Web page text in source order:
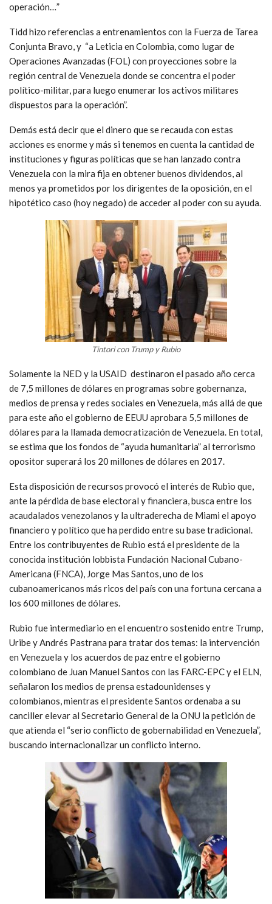
operación…”
Tidd hizo referencias a entrenamientos con la Fuerza de Tarea
Conjunta Bravo, y “a Leticia en Colombia, como lugar de
Operaciones Avanzadas (FOL) con proyecciones sobre la
región central de Venezuela donde se concentra el poder
político-militar, para luego enumerar los activos militares
dispuestos para la operación”.
Demás está decir que el dinero que se recauda con estas
acciones es enorme y más si tenemos en cuenta la cantidad de
instituciones y figuras políticas que se han lanzado contra
Venezuela con la mira fija en obtener buenos dividendos, al
menos ya prometidos por los dirigentes de la oposición, en el
hipotético caso (hoy negado) de acceder al poder con su ayuda.
Tintori con Trump y Rubio
Solamente la NED y la USAID destinaron el pasado año cerca
de 7,5 millones de dólares en programas sobre gobernanza,
medios de prensa y redes sociales en Venezuela, más allá de que
para este año el gobierno de EEUU aprobara 5,5 millones de
dólares para la llamada democratización de Venezuela. En total,
se estima que los fondos de “ayuda humanitaria” al terrorismo
opositor superará los 20 millones de dólares en 2017.
Esta disposición de recursos provocó el interés de Rubio que,
ante la pérdida de base electoral y financiera, busca entre los
acaudalados venezolanos y la ultraderecha de Miami el apoyo
financiero y político que ha perdido entre su base tradicional.
Entre los contribuyentes de Rubio está el presidente de la
conocida institución lobbista Fundación Nacional Cubano-
Americana (FNCA), Jorge Mas Santos, uno de los
cubanoamericanos más ricos del país con una fortuna cercana a
los 600 millones de dólares.
Rubio fue intermediario en el encuentro sostenido entre Trump,
Uribe y Andrés Pastrana para tratar dos temas: la intervención
en Venezuela y los acuerdos de paz entre el gobierno
colombiano de Juan Manuel Santos con las FARC-EPC y el ELN,
señalaron los medios de prensa estadounidenses y
colombianos, mientras el presidente Santos ordenaba a su
canciller elevar al Secretario General de la ONU la petición de
que atienda el “serio conflicto de gobernabilidad en Venezuela”,
buscando internacionalizar un conflicto interno.